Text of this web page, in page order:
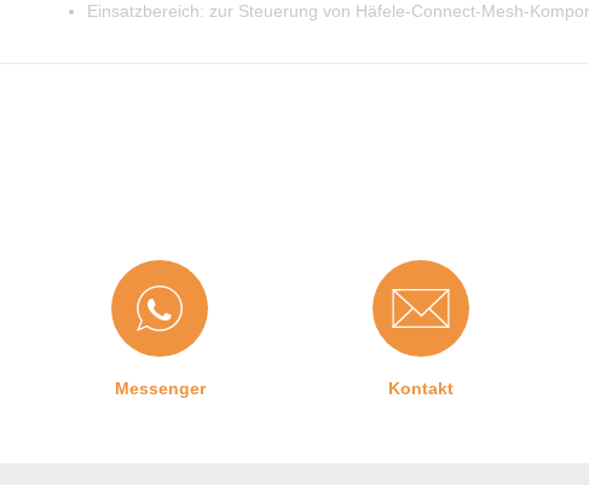
Einsatzbereich: zur Steuerung von Häfele-Connect-Mesh-
Messenger Kontakt